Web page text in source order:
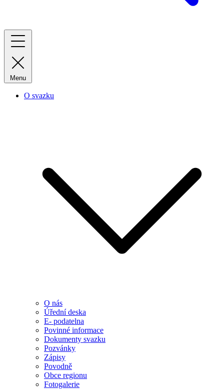
Menu
O svazku
O nás
Úřední deska
E- podatelna
Povinné informace
Dokumenty svazku
Pozvánky
Zápisy
Povodně
Obce regionu
Fotogalerie